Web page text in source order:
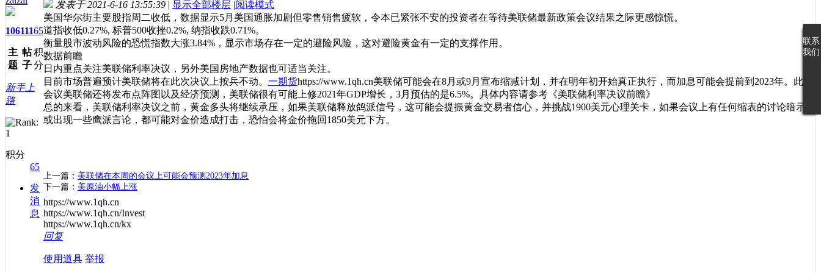
联系
我们
106
主
题
111
帖
子
65
积
分
新手上
路
积分
65
发
消
息
发表于 2021-6-16 13:55:39 | 显示全部楼层 |阅读模式
美国华尔街主要股指周二收低，数据显示5月美国通胀加剧但零售销售疲软，令本已紧张不安的投资者在等待美联储最新政策会议结果之际更感惊慌。
道指收低0.27%, 标普500收挫0.2%, 纳指收跌0.71%。
衡量股市波动风险的恐慌指数大涨3.84%，显示市场存在一定的避险风险，这对避险黄金有一定的支撑作用。
数据前瞻
日内重点关注美联储利率决议，另外美国房地产数据也可适当关注。
目前市场普遍预计美联储将在此次决议上按兵不动。 一期货https://www.1qh.cn美联储可能会在8月或9月宣布缩减计划，并在明年初开始真正执行，而加息可能会提前到2023年。此次
会议美联储还将发布点阵图以及经济预测，美联储很有可能上修2021年GDP增长，3月预估的是6.5%。具体内容请参考《美联储利率决议前瞻》
总的来看，美联储利率决议之前，黄金多头将继续承压，如果美联储释放鸽派信号，这可能会提振黄金交易者信心，并挑战1900美元心理关卡，如果会议上有任何缩表的讨论暗示，
或出现一些鹰派言论，都可能对金价造成打击，恐怕会将金价拖回1850美元下方。
上一篇： 美联储在本周的会议上可能会预测2023年加息
下一篇： 美原油小幅上涨
https://www.1qh.cn
https://www.1qh.cn/Invest
https://www.1qh.cn/kx
回复
使用道具 举报